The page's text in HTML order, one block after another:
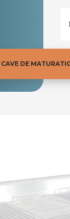
CAVE DE